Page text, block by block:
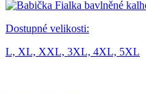
Dostupné velikosti:
L, XL, XXL, 3XL, 4XL, 5XL